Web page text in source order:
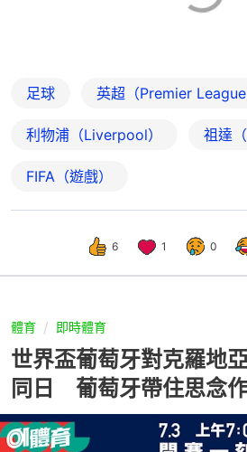
足球 英超（Premier League
利物浦（Liverpool） 祖達
FIFA（遊戲）
6 1 0
體育 即時體育
世界盃葡萄牙對克羅地
同日 葡萄牙帶住思念